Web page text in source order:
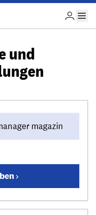
und